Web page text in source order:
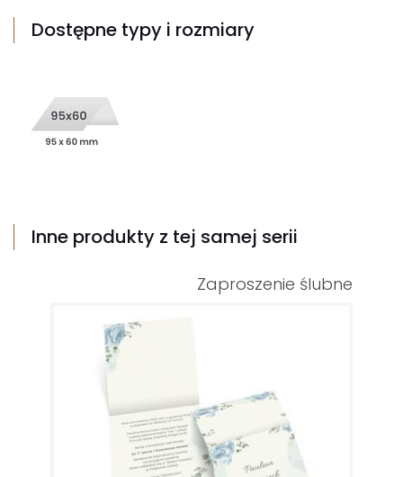
Dostępne typy i rozmiary
Inne produkty z tej samej serii
Zaproszenie ślubne